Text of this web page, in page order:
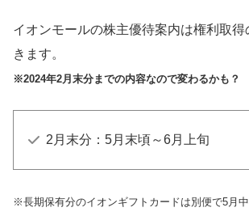
3年未満
【①～③のいずれか】
3,000円相当
【①～③のいずれか】
イオンモールの株主優待案内は権利取得
きます。
※2024年2月末分までの内容なので変わるかも？
2月末分：5月末頃～6月上旬
※長期保有分のイオンギフトカードは別便で5月